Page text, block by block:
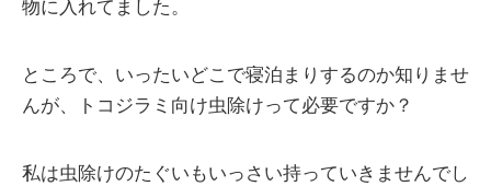
物に入れてました。
ところで、いったいどこで寝泊まりするのか知りませ
んが、トコジラミ向け虫除けって必要ですか？
私は虫除けのたぐいもいっさい持っていきませんでし